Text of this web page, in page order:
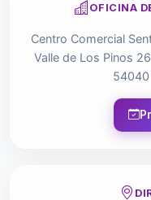
OFICINA
Centro Comercial
Valle de Los Pinos
54040